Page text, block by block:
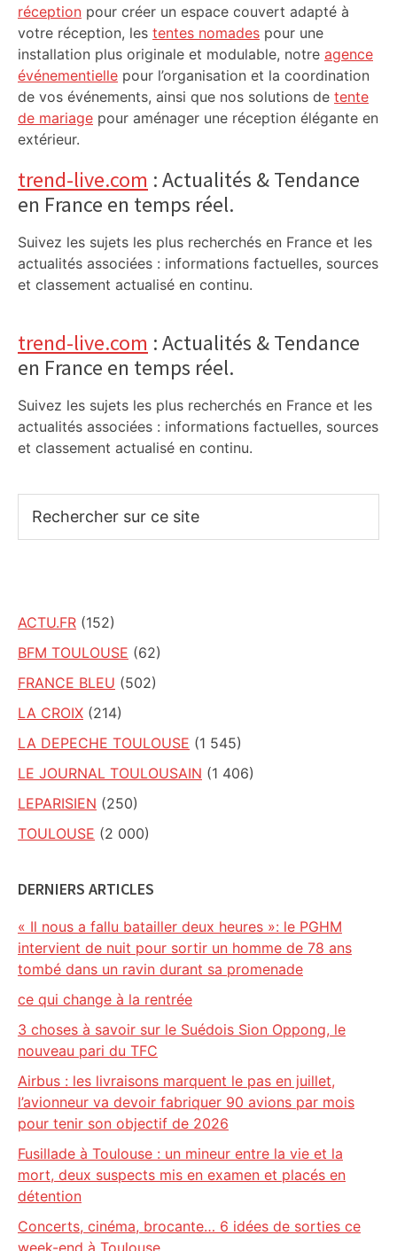
réception pour créer un espace couvert adapté à
votre réception, les tentes nomades pour une
installation plus originale et modulable, notre agence
événementielle pour l’organisation et la coordination
de vos événements, ainsi que nos solutions de tente
de mariage pour aménager une réception élégante en
extérieur.
trend-live.com : Actualités & Tendance
en France en temps réel.
Suivez les sujets les plus recherchés en France et les
actualités associées : informations factuelles, sources
et classement actualisé en continu.
trend-live.com : Actualités & Tendance
en France en temps réel.
Suivez les sujets les plus recherchés en France et les
actualités associées : informations factuelles, sources
et classement actualisé en continu.
sur
ACTU.FR (152)
BFM TOULOUSE (62)
FRANCE BLEU (502)
LA CROIX (214)
LA DEPECHE TOULOUSE (1 545)
LE JOURNAL TOULOUSAIN (1 406)
LEPARISIEN (250)
TOULOUSE (2 000)
DERNIERS ARTICLES
« Il nous a fallu batailler deux heures »: le PGHM
intervient de nuit pour sortir un homme de 78 ans
tombé dans un ravin durant sa promenade
ce qui change à la rentrée
3 choses à savoir sur le Suédois Sion Oppong, le
nouveau pari du TFC
Airbus : les livraisons marquent le pas en juillet,
l’avionneur va devoir fabriquer 90 avions par mois
pour tenir son objectif de 2026
Fusillade à Toulouse : un mineur entre la vie et la
mort, deux suspects mis en examen et placés en
détention
Concerts, cinéma, brocante… 6 idées de sorties ce
week-end à Toulouse